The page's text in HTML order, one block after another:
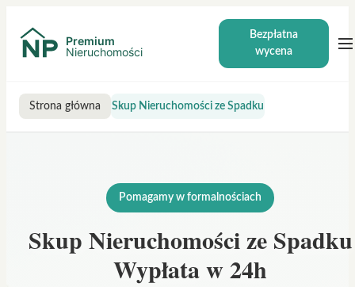
Bezpłatna
wycena
Strona główna Skup Nieruchomości ze Spadku
Pomagamy w formalnościach
Skup Nieruchomości ze Spadku
Wypłata w 24h